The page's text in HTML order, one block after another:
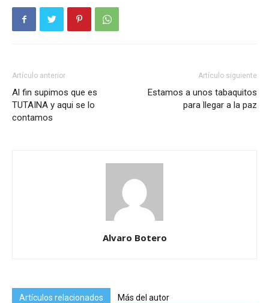
Artículo anterior
Al fin supimos que es
TUTAINA y aqui se lo
contamos
Artículo siguiente
Estamos a unos tabaquitos
para llegar a la paz
Alvaro Botero
Artículos relacionados Más del autor